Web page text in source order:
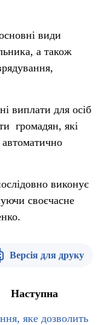
види
а також
виплати для осіб
громадян, які
виконує
своєчасне
Версія для друку
Наступна
яке дозволить